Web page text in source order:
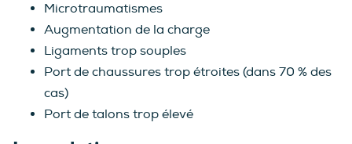
Microtraumatismes
Augmentation de la charge
Ligaments trop souples
Port de chaussures trop étroites (dans 70 % des
cas)
Port de talons trop élevé